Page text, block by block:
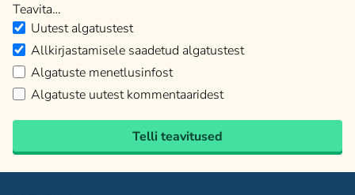
Teavita…
Uutest algatustest
Allkirjastamisele saadetud algatustest
Algatuste menetlusinfost
Algatuste uutest kommentaaridest
Telli teavitused